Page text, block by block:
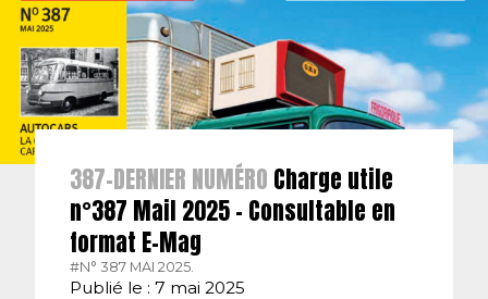
387-DERNIER NUMÉRO Charge utile
n°387 Mail 2025 – Consultable en
format E-Mag
#N° 387 MAI 2025.
Publié le : 7 mai 2025